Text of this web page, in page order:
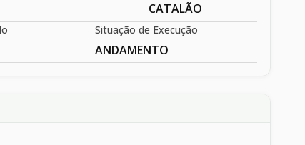
CATALÃO
Situação de Execução
ANDAMENTO